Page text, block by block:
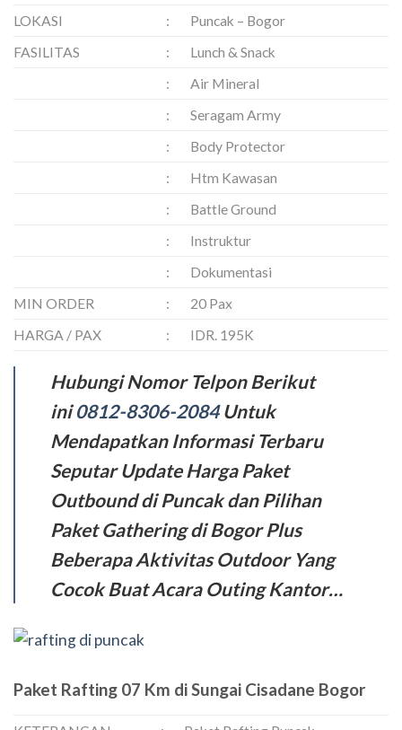
LOKASI
:
Puncak – Bogor
FASILITAS
:
Lunch & Snack
:
Air Mineral
:
Seragam Army
:
Body Protector
:
Htm Kawasan
:
Battle Ground
:
Instruktur
:
Dokumentasi
MIN ORDER
:
20 Pax
HARGA / PAX
: IDR. 195K
Hubungi Nomor Telpon Berikut
ini0812-8306-2084Untuk
Mendapatkan Informasi Terbaru
Seputar Update Harga Paket
Outbound di Puncak dan Pilihan
Paket Gathering di Bogor Plus
Beberapa Aktivitas Outdoor Yang
Cocok Buat Acara Outing Kantor…
Paket Rafting 07 Km di Sungai Cisadane Bogor